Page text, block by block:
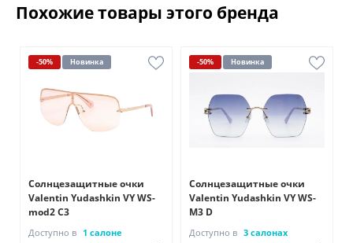
Похожие товары этого бренда
-50% Новинка
Солнцезащитные очки
Valentin Yudashkin VY WS-
mod2 C3
Доступно в 1 салоне
-50% Новинка
Солнцезащитные очки
Valentin Yudashkin VY WS-
M3 D
Доступно в 3 салонах